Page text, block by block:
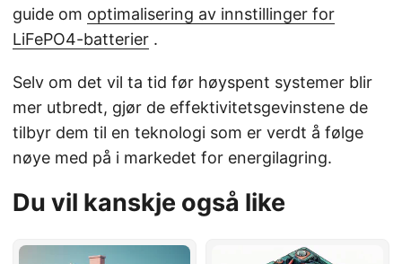
guide om optimalisering av innstillinger for
LiFePO4-batterier .
Selv om det vil ta tid før høyspent systemer blir
mer utbredt, gjør de effektivitetsgevinstene de
tilbyr dem til en teknologi som er verdt å følge
nøye med på i markedet for energilagring.
Du vil kanskje også like